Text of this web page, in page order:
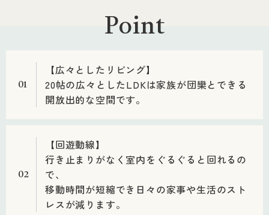
Point
01
【広々としたリビング】
20帖の広々としたLDKは家族が団欒とできる
開放出的な空間です。
02
【回遊動線】
行き止まりがなく室内をぐるぐると回れるの
で、
移動時間が短縮でき日々の家事や生活のスト
レスが減ります。